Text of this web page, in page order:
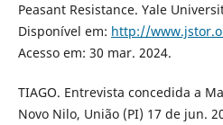
Peasant Resistance. Yale
Disponível em: http://
Acesso em: 30 mar. 2024.
TIAGO. Entrevista concedida a
Novo Nilo, União (PI) 17 de jun.